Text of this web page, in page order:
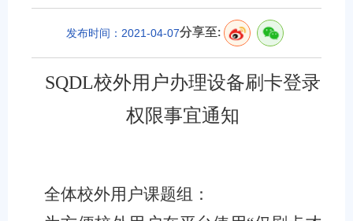
发布时间：2021-04-07分享至:
SQDL校外用户办理设备刷卡登录
权限事宜通知
全体校外用户课题组：